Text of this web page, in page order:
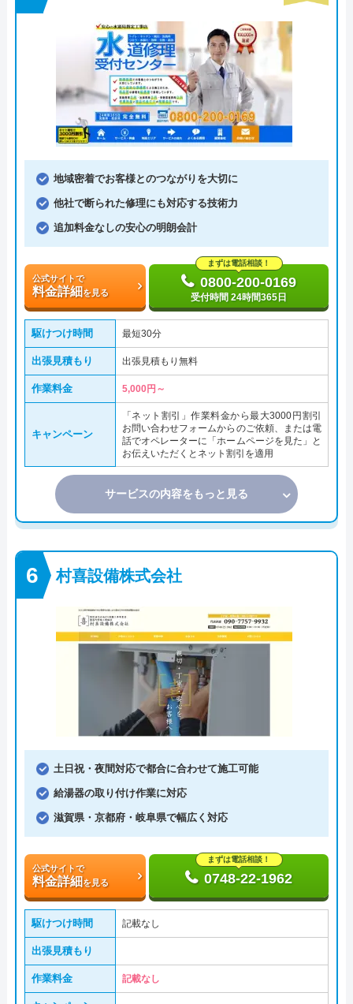
地域密着でお客様とのつながりを大切に
他社で断られた修理にも対応する技術力
追加料金なしの安心の明朗会計
公式サイトで
料金詳細を見る
まずは電話相談！
0800-200-0169
受付時間 24時間365日
駆けつけ時間 最短30分
出張見積もり 出張見積もり無料
作業料金 5,000円～
キャンペーン
「ネット割引」作業料金から最大3000円割引
お問い合わせフォームからのご依頼、または電
話でオペレーターに「ホームページを見た」と
お伝えいただくとネット割引を適用
サービスの内容をもっと見る
村喜設備株式会社
土日祝・夜間対応で都合に合わせて施工可能
給湯器の取り付け作業に対応
滋賀県・京都府・岐阜県で幅広く対応
公式サイトで
料金詳細を見る
まずは電話相談！
0748-22-1962
駆けつけ時間 記載なし
出張見積もり
作業料金 記載なし